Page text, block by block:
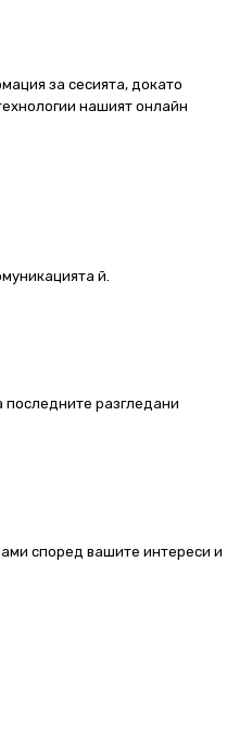
за сесията, докато
нашият онлайн
й.
последните разгледани
според вашите интереси и